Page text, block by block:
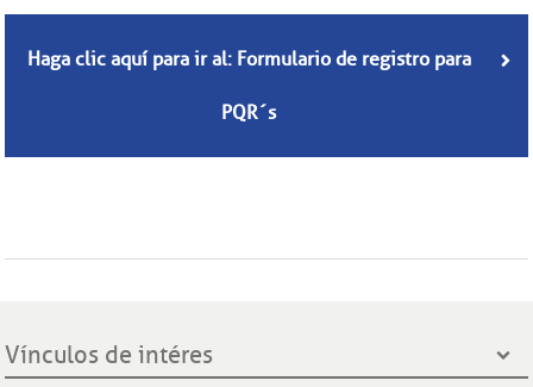
Haga clic aquí para ir al: Formulario de registro para
PQR´s
Vínculos de intéres